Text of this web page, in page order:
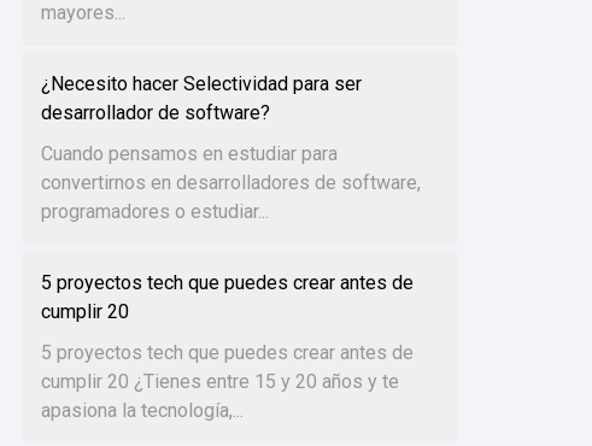
mayores...
¿Necesito hacer Selectividad para ser
desarrollador de software?
Cuando pensamos en estudiar para
convertirnos en desarrolladores de software,
programadores o estudiar...
5 proyectos tech que puedes crear antes de
cumplir 20
5 proyectos tech que puedes crear antes de
cumplir 20 ¿Tienes entre 15 y 20 años y te
apasiona la tecnología,...